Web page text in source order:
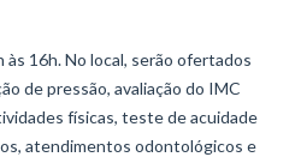
16h. No local, serão ofertados
de pressão, avaliação do IMC
físicas, teste de acuidade
atendimentos odontológicos e